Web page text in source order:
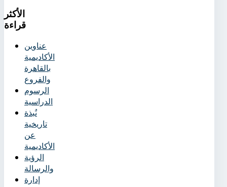
الأكثر
قراءة
عناوين
الأكاديمية
بالقاهرة
والفروع
الرسوم
الدراسية
نُبذة
تاريخية
عن
الأكاديمية
الرؤية
والرسالة
إدارة